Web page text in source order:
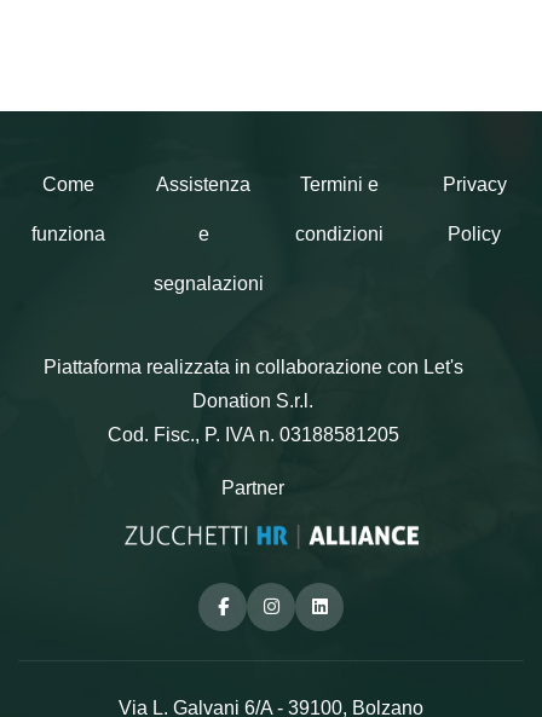
Come
funziona
Assistenza
e
segnalazioni
Termini e
condizioni
Privacy
Policy
Piattaforma realizzata in collaborazione con Let's
Donation S.r.l.
Cod. Fisc., P. IVA n. 03188581205
Partner
FacebookInstagramLinkedin
Via L. Galvani 6/A - 39100, Bolzano